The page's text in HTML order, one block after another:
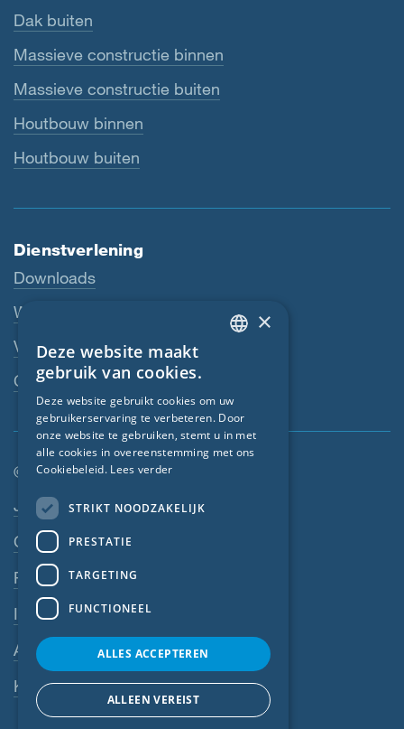
Dak buiten
Massieve constructie binnen
Massieve constructie buiten
Houtbouw binnen
Houtbouw buiten
Dienstverlening
Downloads
Webshop
Vakhandelaar
Contactpersoon
© SIGA 2026
Footer-navigatie
Jobs
Contact
Privacyverklaring
Impressum
Algemene voorwaarden
Klokkenluiderssysteem
FRENCH
CZECH
NORWEGIAN
×
Deze website maakt
gebruik van cookies.
Deze website gebruikt cookies om uw
gebruikerservaring te verbeteren. Door
onze website te gebruiken, stemt u in met
alle cookies in overeenstemming met ons
Cookiebeleid. Lees verder
STRIKT NOODZAKELIJK
PRESTATIE
TARGETING
FUNCTIONEEL
ALLES ACCEPTEREN
ALLEEN VEREIST